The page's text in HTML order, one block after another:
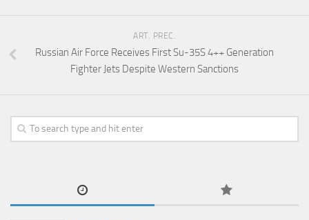
ART. PREC.
Russian Air Force Receives First Su-35S 4++ Generation
Fighter Jets Despite Western Sanctions